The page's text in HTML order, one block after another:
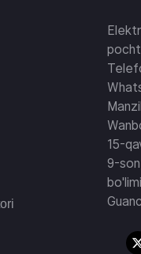
15-
9-